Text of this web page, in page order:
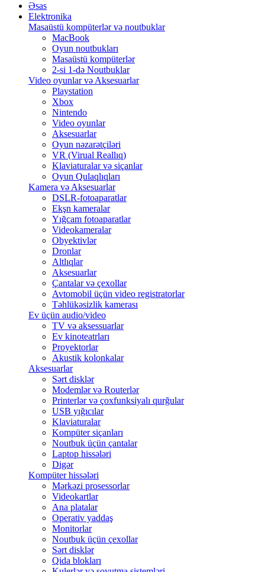
Əsas
Elektronika
Masaüstü kompüterlər və noutbuklar
MacBook
Oyun noutbukları
Masaüstü kompüterlər
2-si 1-də Noutbuklar
Video oyunlar və Aksesuarlar
Playstation
Xbox
Nintendo
Video oyunlar
Aksesuarlar
Oyun nəzarətçiləri
VR (Virual Reallıq)
Klaviaturalar və siçanlar
Oyun Qulaqlıqları
Kamera və Aksesuarlar
DSLR-fotoaparatlar
Ekşn kameralar
Yığcam fotoaparatlar
Videokameralar
Obyektivlər
Dronlar
Altlıqlar
Aksesuarlar
Çantalar və çexollar
Avtomobil üçün video registratorlar
Təhlükəsizlik kamerası
Ev üçün audio/video
TV və aksessuarlar
Ev kinoteatrları
Proyektorlar
Akustik kolonkalar
Aksesuarlar
Sərt disklər
Modemlər və Routerlər
Printerlər və çoxfunksiyalı qurğular
USB yığıcılar
Klaviaturalar
Kompüter siçanları
Noutbuk üçün çantalar
Laptop hissələri
Digər
Kompüter hissələri
Mərkəzi prosessorlar
Videokartlar
Ana platalar
Operativ yaddaş
Monitorlar
Noutbuk üçün çexollar
Sərt disklər
Qida blokları